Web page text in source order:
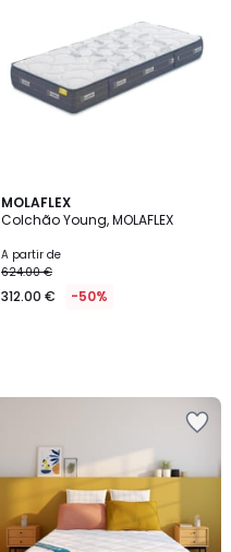
MOLAFLEX
Colchão Young, MOLAFLEX
A partir de
624.00 €
312.00 € -50%